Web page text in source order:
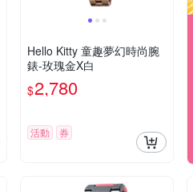
Hello Kitty 童趣夢幻時尚腕
錶-玫瑰金X白
$2,780
活動 券